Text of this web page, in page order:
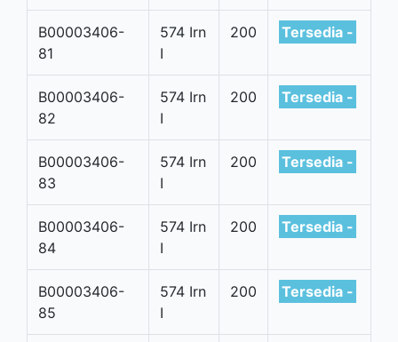
B00003406-
81
574 Irn
I
200 Tersedia -
B00003406-
82
574 Irn
I
200 Tersedia -
B00003406-
83
574 Irn
I
200 Tersedia -
B00003406-
84
574 Irn
I
200 Tersedia -
B00003406-
85
574 Irn
I
200 Tersedia -